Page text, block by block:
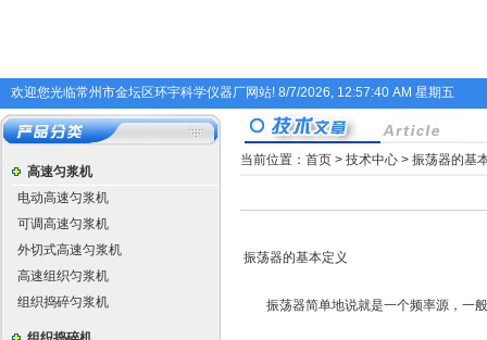
欢迎您光临常州市金坛区环宇科学仪器厂网站! 8/7/2026, 12:57:40 AM 星期五
高速匀浆机
电动高速匀浆机
可调高速匀浆机
外切式高速匀浆机
高速组织匀浆机
组织捣碎匀浆机
当前位置： 首页 > 技术中心 > 振荡器的基
振荡器的基本定义
振荡器简单地说就是一个频率源，一般